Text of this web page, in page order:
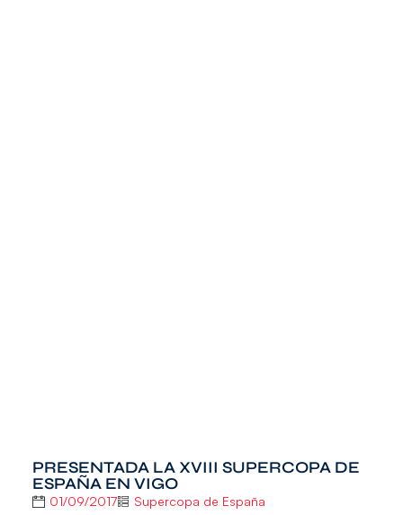
PRESENTADA LA XVIII SUPERCOPA DE
ESPAÑA EN VIGO
01/09/2017 Supercopa de España